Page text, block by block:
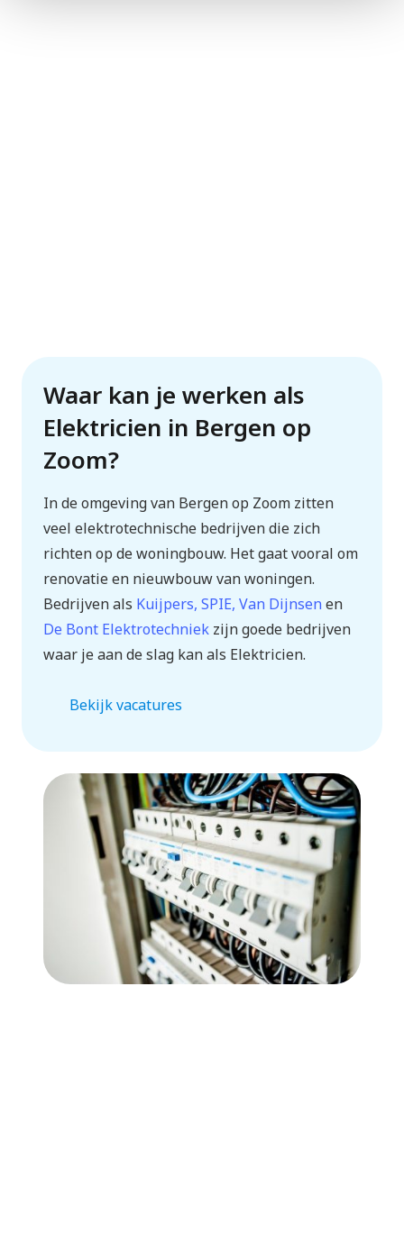
Waar kan je werken als
Elektricien in Bergen op
Zoom?
In de omgeving van Bergen op Zoom zitten
veel elektrotechnische bedrijven die zich
richten op de woningbouw. Het gaat vooral om
renovatie en nieuwbouw van woningen.
Bedrijven als Kuijpers, SPIE, Van Dijnsen en
De Bont Elektrotechniek zijn goede bedrijven
waar je aan de slag kan als Elektricien.
Bekijk vacatures